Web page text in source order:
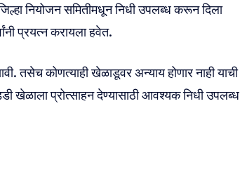
नियोजन समितीमधून निधी उपलब्ध करून दिला
प्रयत्न करायला हवेत.
तसेच कोणत्याही खेळाडूवर अन्याय होणार नाही याची
खेळाला प्रोत्साहन देण्यासाठी आवश्यक निधी उपलब्ध